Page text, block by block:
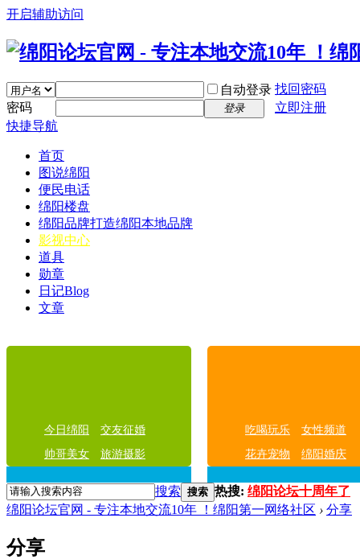
开启辅助访问
自动登录 找回密码
密码
登录
立即注册
快捷导航
首页
图说绵阳
便民电话
绵阳楼盘
绵阳品牌打造绵阳本地品牌
影视中心
道具
勋章
日记Blog
文章
今日绵阳
交友征婚
帅哥美女
旅游摄影
吃喝玩乐
女性频道
花卉宠物
绵阳婚庆
搜索 搜索 热搜: 绵阳论坛十周年了
绵阳论坛官网 - 专注本地交流10年 ！绵阳第一网络社区 › 分享
分享